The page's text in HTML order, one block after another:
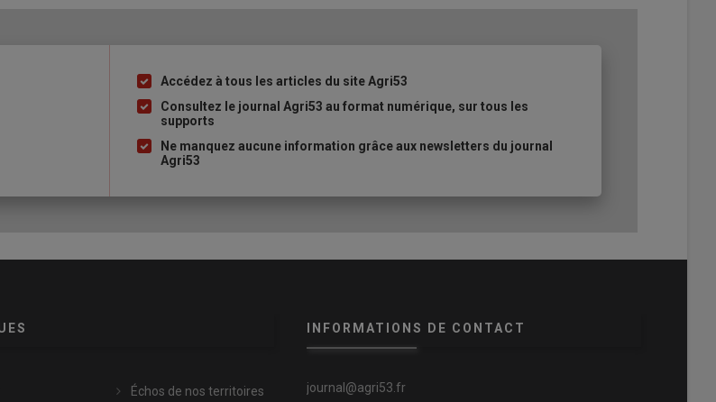
Liste
à
puce
Accédez à tous les articles du site Agri53
Consultez le journal Agri53 au format numérique, sur tous les
supports
Ne manquez aucune information grâce aux newsletters du journal
Agri53
Échos de nos territoires
INFORMATIONS DE CONTACT
journal@agri53.fr